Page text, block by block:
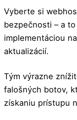
Vyberte si
bezpečnosti – a
implementáciou
aktualizácií.
Tým výrazne
falošných botov,
získaniu prístupu